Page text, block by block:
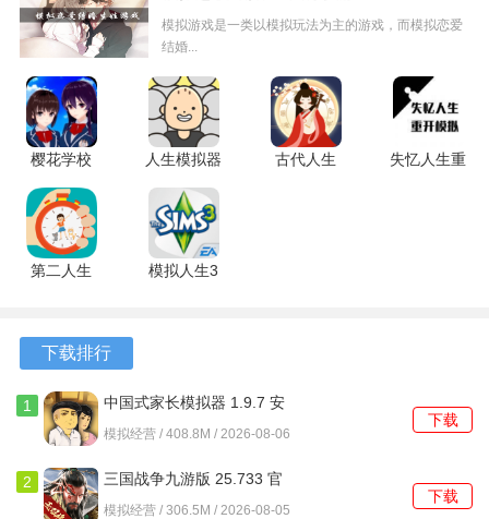
继续实验
想看看二条同学的泳装
算了
先去学生会办公室
跟平时一样
二、在原七海线
模拟游戏是一类以模拟玩法为主的游戏，而模拟恋爱
结婚...
樱花学校
3.7 安卓版
人生模拟器
中国式人生
1.9.12 安卓
版
古代人生
失忆人生重
第二人生
模拟人生3
下载排行
1
中国式家长模拟器 1.9.7 安
卓版
模拟经营 / 408.8M / 2026-08-06
下载
2
三国战争九游版 25.733 官
方版
模拟经营 / 306.5M / 2026-08-05
下载